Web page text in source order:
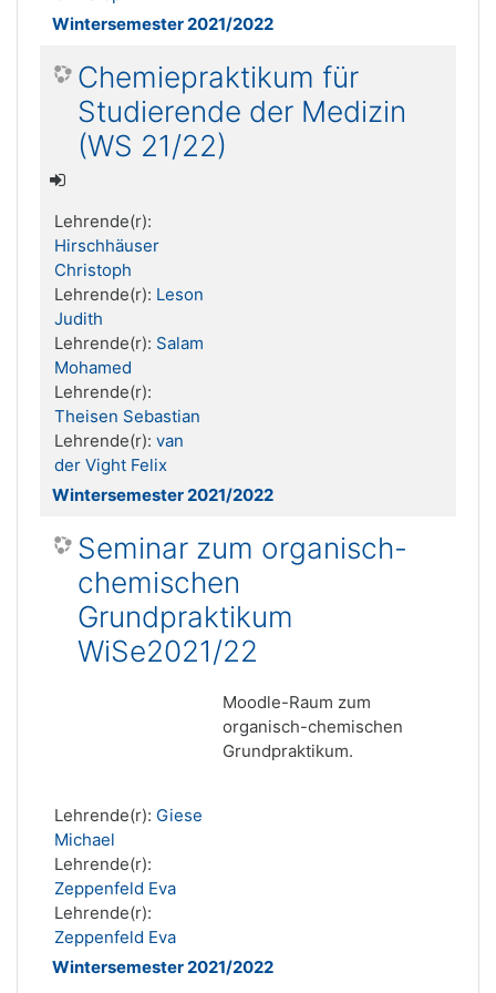
Wintersemester 2021/2022
Chemiepraktikum für
Studierende der Medizin
(WS 21/22)
Lehrende(r):
Hirschhäuser
Christoph
Lehrende(r): Leson
Judith
Lehrende(r): Salam
Mohamed
Lehrende(r):
Theisen Sebastian
Lehrende(r): van
der Vight Felix
Wintersemester 2021/2022
Seminar zum organisch-
chemischen
Grundpraktikum
WiSe2021/22
Moodle-Raum zum
organisch-chemischen
Grundpraktikum.
Lehrende(r): Giese
Michael
Lehrende(r):
Zeppenfeld Eva
Lehrende(r):
Zeppenfeld Eva
Wintersemester 2021/2022